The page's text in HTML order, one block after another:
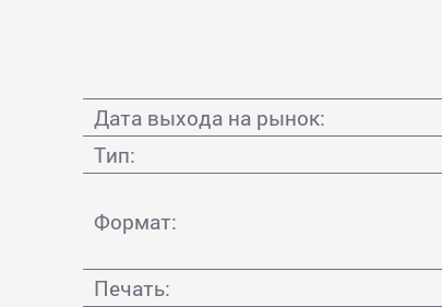
Дата выхода на рынок:
Тип:
Формат:
Печать: